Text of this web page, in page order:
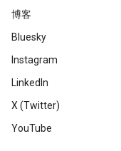
博客
Bluesky
Instagram
LinkedIn
X (Twitter)
YouTube